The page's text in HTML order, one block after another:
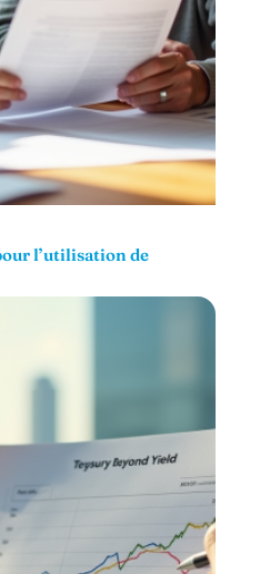
l’utilisation de